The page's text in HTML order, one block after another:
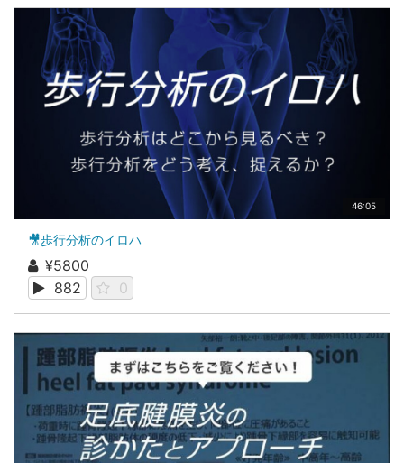
46:05
🎥歩行分析のイロハ
¥5800
882
0